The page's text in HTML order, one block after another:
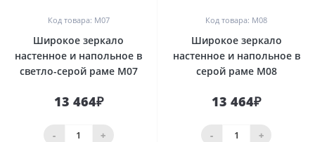
Код товара: М07
Широкое зеркало
настенное и напольное в
светло-серой раме М07
13 464₽
- +
Код товара: М08
Широкое зеркало
настенное и напольное в
серой раме М08
13 464₽
- +